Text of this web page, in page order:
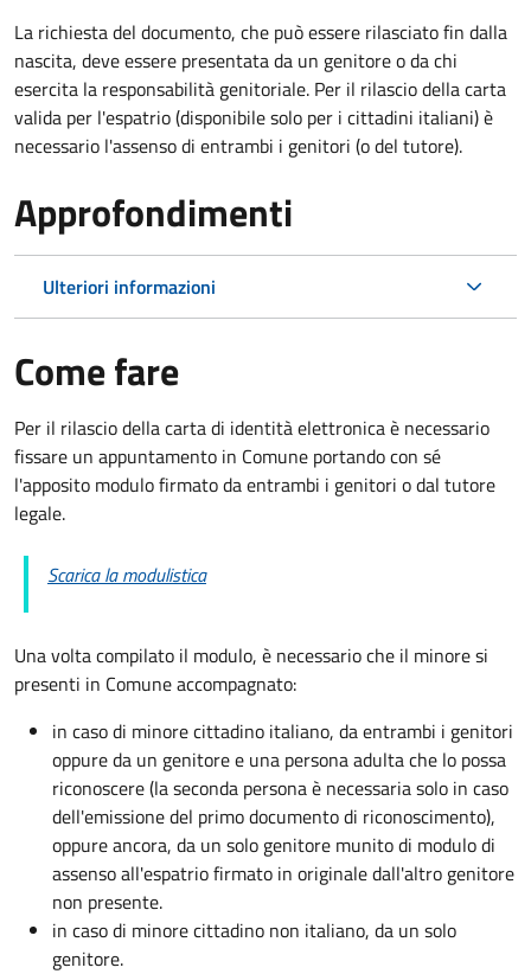
La richiesta del documento, che può essere rilasciato fin dalla
nascita, deve essere presentata da un genitore o da chi
esercita la responsabilità genitoriale. Per il rilascio della carta
valida per l'espatrio (disponibile solo per i cittadini italiani) è
necessario l'assenso di entrambi i genitori (o del tutore).
Approfondimenti
Ulteriori informazioni
Come fare
Per il rilascio della carta di identità elettronica è necessario
fissare un appuntamento in Comune portando con sé
l'apposito modulo firmato da entrambi i genitori o dal tutore
legale.
Scarica la modulistica
Una volta compilato il modulo, è necessario che il minore si
presenti in Comune accompagnato:
in caso di minore cittadino italiano, da entrambi i genitori
oppure da un genitore e una persona adulta che lo possa
riconoscere (la seconda persona è necessaria solo in caso
dell'emissione del primo documento di riconoscimento),
oppure ancora, da un solo genitore munito di modulo di
assenso all'espatrio firmato in originale dall'altro genitore
non presente.
in caso di minore cittadino non italiano, da un solo
genitore.